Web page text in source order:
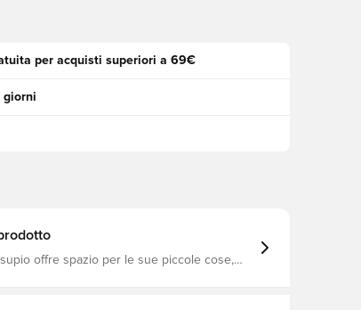
per acquisti superiori a 69€
giorni
offre spazio per le sue piccole cose,